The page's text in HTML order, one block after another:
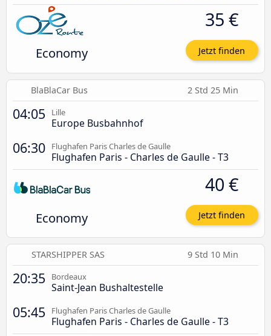
Economy
35 €
Jetzt finden
BlaBlaCar Bus 2 Std 25 Min
04:05 Lille
Europe Busbahnhof
06:30 Flughafen Paris Charles de Gaulle
Flughafen Paris - Charles de Gaulle - T3
Economy
40 €
Jetzt finden
STARSHIPPER SAS 9 Std 10 Min
20:35 Bordeaux
Saint-Jean Bushaltestelle
05:45 Flughafen Paris Charles de Gaulle
Flughafen Paris - Charles de Gaulle - T3